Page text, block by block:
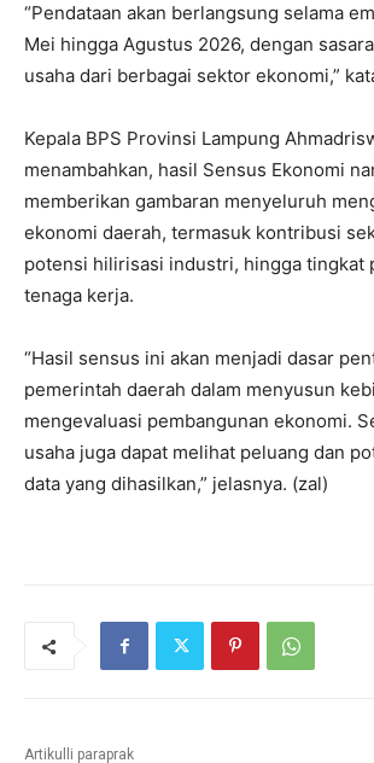
“Pendataan akan berlangsung selama
Mei hingga Agustus 2026, dengan
usaha dari berbagai sektor ekonomi,”
Kepala BPS Provinsi Lampung
menambahkan, hasil Sensus Ekonomi
memberikan gambaran menyeluruh
ekonomi daerah, termasuk kontribusi
potensi hilirisasi industri, hingga tingkat
tenaga kerja.
“Hasil sensus ini akan menjadi dasar
pemerintah daerah dalam menyusun
mengevaluasi pembangunan ekonomi.
usaha juga dapat melihat peluang dan
data yang dihasilkan,” jelasnya. (zal)
Artikulli paraprak